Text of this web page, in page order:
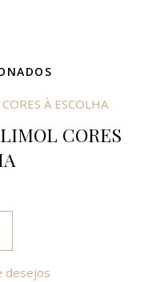
CORES
desejos